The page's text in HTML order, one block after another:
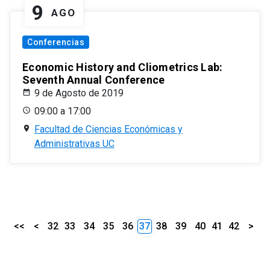
9 AGO
Conferencias
Economic History and Cliometrics Lab:
Seventh Annual Conference
9 de Agosto de 2019
09:00 a 17:00
Facultad de Ciencias Económicas y
Administrativas UC
<< < 32 33 34 35 36 37 38 39 40 41 42 >